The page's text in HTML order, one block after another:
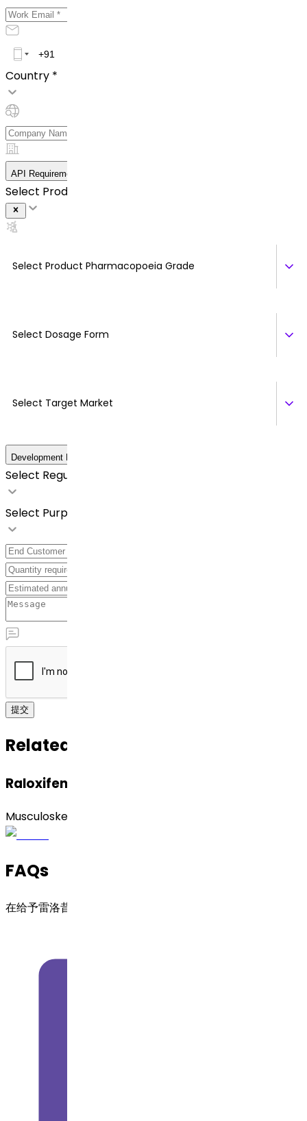
Country *
API Requirement Details
Select Product *
Select Product Pharmacopoeia Grade
Select Dosage Form
Select Target Market
Development Details
Select Regulatory Requirements
Select Purpose
提交
Related APIs
Raloxifene Hydrochloride（盐酸雷洛昔芬）
Musculoskeletal（肌肉骨骼）
FAQs
在给予雷洛昔芬 API 前应检查什么？